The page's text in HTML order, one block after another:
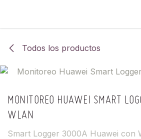
Todos los productos
MONITOREO HUAWEI SMART
WLAN
Smart Logger 3000A Huawei con